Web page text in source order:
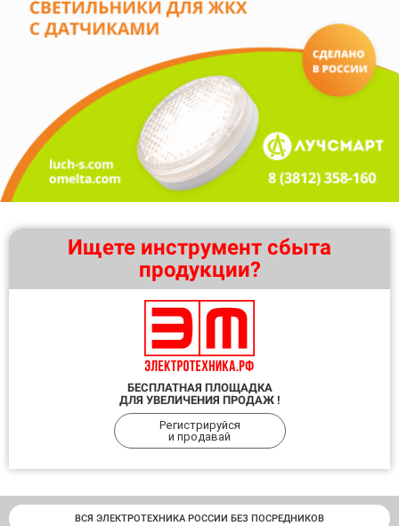
Ищете инструмент сбыта
продукции?
БЕСПЛАТНАЯ ПЛОЩАДКА
ДЛЯ УВЕЛИЧЕНИЯ ПРОДАЖ !
Регистрируйся
и продавай
ВСЯ ЭЛЕКТРОТЕХНИКА РОССИИ БЕЗ ПОСРЕДНИКОВ